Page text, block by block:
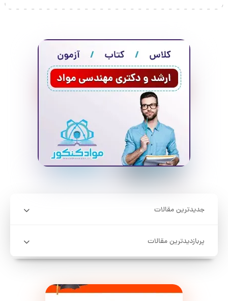
جدیدترین مقالات
پربازدیدترین مقالات